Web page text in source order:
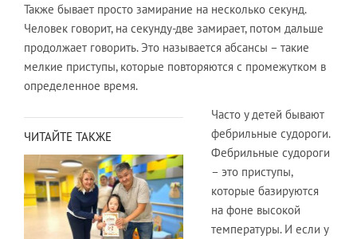
Также бывает просто замирание на несколько секунд.
Человек говорит, на секунду-две замирает, потом дальше
продолжает говорить. Это называется абсансы – такие
мелкие приступы, которые повторяются с промежутком в
определенное время.
ЧИТАЙТЕ ТАКЖЕ
Часто у детей бывают
фебрильные судороги.
Фебрильные судороги
– это приступы,
которые базируются
на фоне высокой
температуры. И если у